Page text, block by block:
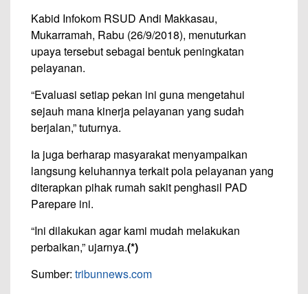
Kabid Infokom RSUD Andi Makkasau,
Mukarramah, Rabu (26/9/2018), menuturkan
upaya tersebut sebagai bentuk peningkatan
pelayanan.
“Evaluasi setiap pekan ini guna mengetahui
sejauh mana kinerja pelayanan yang sudah
berjalan,” tuturnya.
Ia juga berharap masyarakat menyampaikan
langsung keluhannya terkait pola pelayanan yang
diterapkan pihak rumah sakit penghasil PAD
Parepare ini.
“Ini dilakukan agar kami mudah melakukan
perbaikan,” ujarnya.(*)
Sumber: tribunnews.com